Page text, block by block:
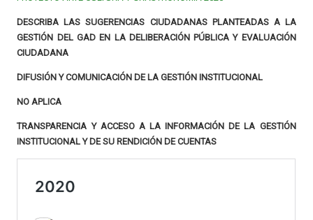
DESCRIBA LAS SUGERENCIAS CIUDADANAS PLANTEADAS A LA
GESTIÓN DEL GAD EN LA DELIBERACIÓN PÚBLICA Y EVALUACIÓN
CIUDADANA
DIFUSIÓN Y COMUNICACIÓN DE LA GESTIÓN INSTITUCIONAL
NO APLICA
TRANSPARENCIA Y ACCESO A LA INFORMACIÓN DE LA GESTIÓN
INSTITUCIONAL Y DE SU RENDICIÓN DE CUENTAS